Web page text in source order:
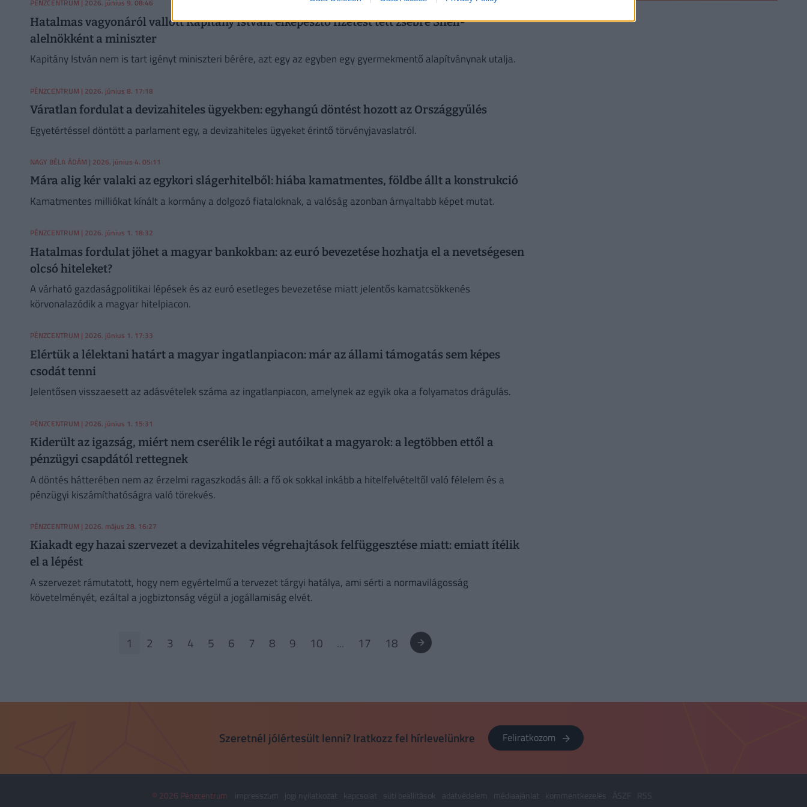
PÉNZCENTRUM | 2026. június 9. 08:46
Hatalmas vagyonáról vallott Kapitány István: elképesztő fizetést tett zsebre Shell-
alelnökként a miniszter
Kapitány István nem is tart igényt miniszteri bérére, azt egy az egyben egy gyermekmentő alapítványnak utalja.
PÉNZCENTRUM | 2026. június 8. 17:18
Váratlan fordulat a devizahiteles ügyekben: egyhangú döntést hozott az Országgyűlés
Egyetértéssel döntött a parlament egy, a devizahiteles ügyeket érintő törvényjavaslatról.
NAGY BÉLA ÁDÁM | 2026. június 4. 05:11
Mára alig kér valaki az egykori slágerhitelből: hiába kamatmentes, földbe állt a konstrukció
Kamatmentes milliókat kínált a kormány a dolgozó fiataloknak, a valóság azonban árnyaltabb képet mutat.
PÉNZCENTRUM | 2026. június 1. 18:32
Hatalmas fordulat jöhet a magyar bankokban: az euró bevezetése hozhatja el a nevetségesen
olcsó hiteleket?
A várható gazdaságpolitikai lépések és az euró esetleges bevezetése miatt jelentős kamatcsökkenés
körvonalazódik a magyar hitelpiacon.
PÉNZCENTRUM | 2026. június 1. 17:33
Elértük a lélektani határt a magyar ingatlanpiacon: már az állami támogatás sem képes
csodát tenni
Jelentősen visszaesett az adásvételek száma az ingatlanpiacon, amelynek az egyik oka a folyamatos drágulás.
PÉNZCENTRUM | 2026. június 1. 15:31
Kiderült az igazság, miért nem cserélik le régi autóikat a magyarok: a legtöbben ettől a
pénzügyi csapdától rettegnek
A döntés hátterében nem az érzelmi ragaszkodás áll: a fő ok sokkal inkább a hitelfelvételtől való félelem és a
pénzügyi kiszámíthatóságra való törekvés.
PÉNZCENTRUM | 2026. május 28. 16:27
Kiakadt egy hazai szervezet a devizahiteles végrehajtások felfüggesztése miatt: emiatt ítélik
el a lépést
A szervezet rámutatott, hogy nem egyértelmű a tervezet tárgyi hatálya, ami sérti a normavilágosság
követelményét, ezáltal a jogbiztonság végül a jogállamiság elvét.
1 2 3 4 5 6 7 8 9 10 ... 17 18
Szeretnél jólértesült lenni? Iratkozz fel hírlevelünkre Feliratkozom
© 2026 Pénzcentrum impresszum jogi nyilatkozat kapcsolat süti beállítások adatvédelem médiaajánlat kommentkezelés ÁSZF RSS